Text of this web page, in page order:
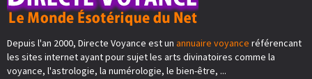
Depuis l'an 2000, Directe Voyance est un annuaire voyance référencant
les sites internet ayant pour sujet les arts divinatoires comme la
voyance, l'astrologie, la numérologie, le bien-être, ...